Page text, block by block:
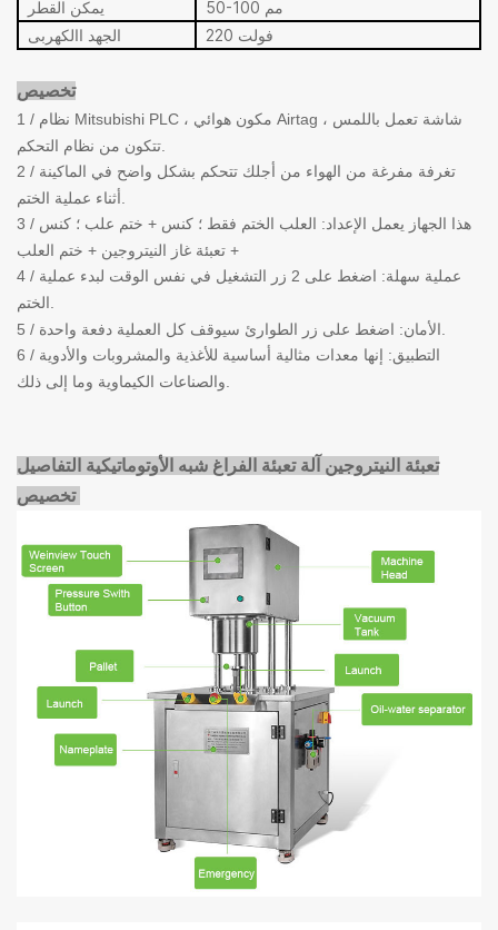
يمكن القطر
50-100 مم
الجهد االكهربى
220 فولت
تخصيص
1 / نظام Mitsubishi PLC ، مكون هوائي Airtag ، شاشة تعمل باللمس
2 / تغرفة مفرغة من الهواء من أجلك تتحكم بشكل واضح في الماكينة
3 / هذا الجهاز يعمل الإعداد: العلب الختم فقط ؛ كنس + ختم علب ؛ كنس
+ تعبئة غاز النيتروجين + ختم العلب
4 / عملية سهلة: اضغط على 2 زر التشغيل في نفس الوقت لبدء عملية
6 / التطبيق: إنها معدات مثالية أساسية للأغذية والمشروبات والأدوية
تعبئة النيتروجين آلة تعبئة الفراغ شبه الأوتوماتيكية التفاصيل
تخصيص